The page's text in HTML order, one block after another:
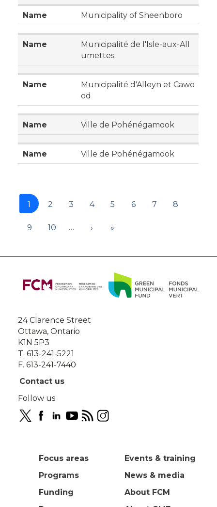
Municipality of Sheenboro
Municipalité de l'Isle-aux-All
umettes
Municipalité d'Alleyn et Cawo
od
Ville de Pohénégamook
Ville de Pohénégamook
1 2 3 4 5 6 7 8
9 10 … › »
About
this
24 Clarence Street
Ottawa, Ontario
K1N 5P3
T. 613-241-5221
F. 613-241-7440
Contact us
Follow us
Focus areas
Programs
Funding
Events & training
News & media
About FCM